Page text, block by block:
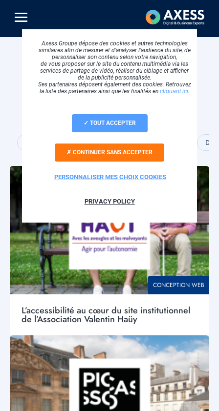
contenu
principal
Accueil Success stories Conception web
Cloud et hébergement
Conception web
Visuel
principal
THÉMATIQUE
CONCEPTION WEB
L’accessibilité au cœur du site institutionnel
de l’Association Valentin Haüy
Visuel
principal
Axess Groupe dépose des cookies et autres technologies
similaires afin de mesurer et d’analyser l’audience du site, de
personnaliser son contenu selon votre navigation,
de vous proposer sur le site du contenu multimédia via les
services de partage de vidéo, réaliser du ciblage et afficher
de la publicité personnalisée.
Ses partenaires déposent également des cookies. Retrouvez
la liste des partenaires ainsi que les finalités en cliquant ici.
TOUT ACCEPTER
CONTINUER SANS ACCEPTER
PERSONNALISER MES CHOIX COOKIES
PRIVACY POLICY